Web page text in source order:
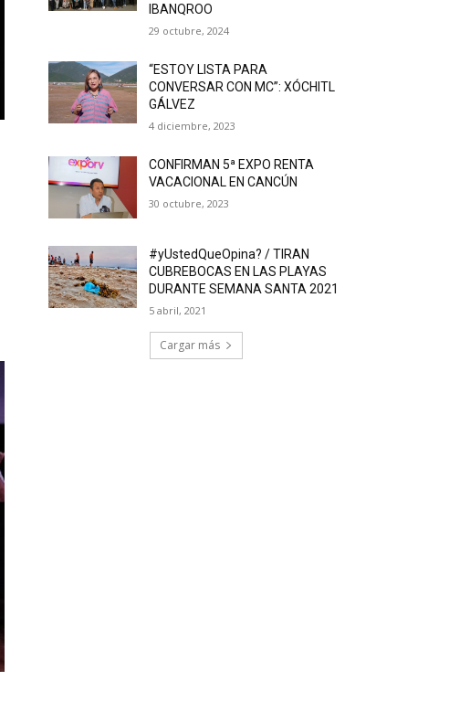
IBANQROO
29 octubre, 2024
“ESTOY LISTA PARA
CONVERSAR CON MC”: XÓCHITL
GÁLVEZ
4 diciembre, 2023
CONFIRMAN 5ª EXPO RENTA
VACACIONAL EN CANCÚN
30 octubre, 2023
#yUstedQueOpina? / TIRAN
CUBREBOCAS EN LAS PLAYAS
DURANTE SEMANA SANTA 2021
5 abril, 2021
Cargar más